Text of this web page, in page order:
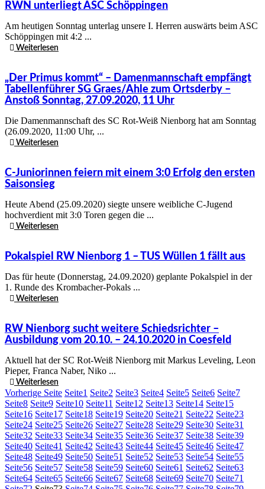
RWN unterliegt ASC Schöppingen
Am heutigen Sonntag unterlag unsere I. Herren auswärts beim ASC
Schöppingen mit 4:2 ...
Weiterlesen
„Der Primus kommt“ – Damenmannschaft empfängt
Tabellenführer SG Graes/Ahle zum Ortsderby –
Anstoß Sonntag, 27.09.2020, 11 Uhr
Die Damenmannschaft des SC Rot-Weiß Nienborg hat am Sonntag
(26.09.2020, 11:00 Uhr, ...
Weiterlesen
C-Juniorinnen feiern mit einem 3:0 Erfolg den ersten
Saisonsieg
Heute Abend (25.09.2020) siegte unsere weibliche C-Jugend
hochverdient mit 3:0 Toren gegen die ...
Weiterlesen
Pokalspiel RW Nienborg 1 – TUS Wüllen 1 fällt aus
Das für heute (Donnerstag, 24.09.2020) geplante Pokalspiel in der
1. Runde des Krombacher-Pokals ...
Weiterlesen
RW Nienborg sucht weitere Schiedsrichter –
Ausbildung vom 20.10. – 24.10.2020 in Coesfeld
Aktuell hat der SC Rot-Weiß Nienborg mit Markus Leveling, Leon
Pieper, Franca Naber, Niko ...
Weiterlesen
Vorherige Seite Seite1 Seite2 Seite3 Seite4 Seite5 Seite6 Seite7
Seite8 Seite9 Seite10 Seite11 Seite12 Seite13 Seite14 Seite15
Seite16 Seite17 Seite18 Seite19 Seite20 Seite21 Seite22 Seite23
Seite24 Seite25 Seite26 Seite27 Seite28 Seite29 Seite30 Seite31
Seite32 Seite33 Seite34 Seite35 Seite36 Seite37 Seite38 Seite39
Seite40 Seite41 Seite42 Seite43 Seite44 Seite45 Seite46 Seite47
Seite48 Seite49 Seite50 Seite51 Seite52 Seite53 Seite54 Seite55
Seite56 Seite57 Seite58 Seite59 Seite60 Seite61 Seite62 Seite63
Seite64 Seite65 Seite66 Seite67 Seite68 Seite69 Seite70 Seite71